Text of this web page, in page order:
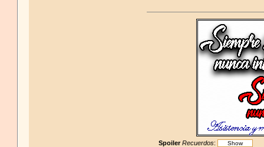
Spoiler Recuerdos: